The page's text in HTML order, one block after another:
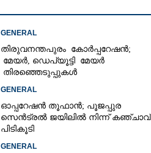
GENERAL
തിരുവനന്തപുരം കോർപ്പറേഷൻ;
മേയർ, ഡെപ്യൂട്ടി മേയർ
തിരഞ്ഞെടുപ്പുകൾ
GENERAL
ഓപ്പറേഷൻ തൂഫാൻ; പൂജപ്പുര
സെൻട്രൽ ജയിലിൽ നിന്ന് കഞ്ചാവ്
പിടികൂടി
GENERAL